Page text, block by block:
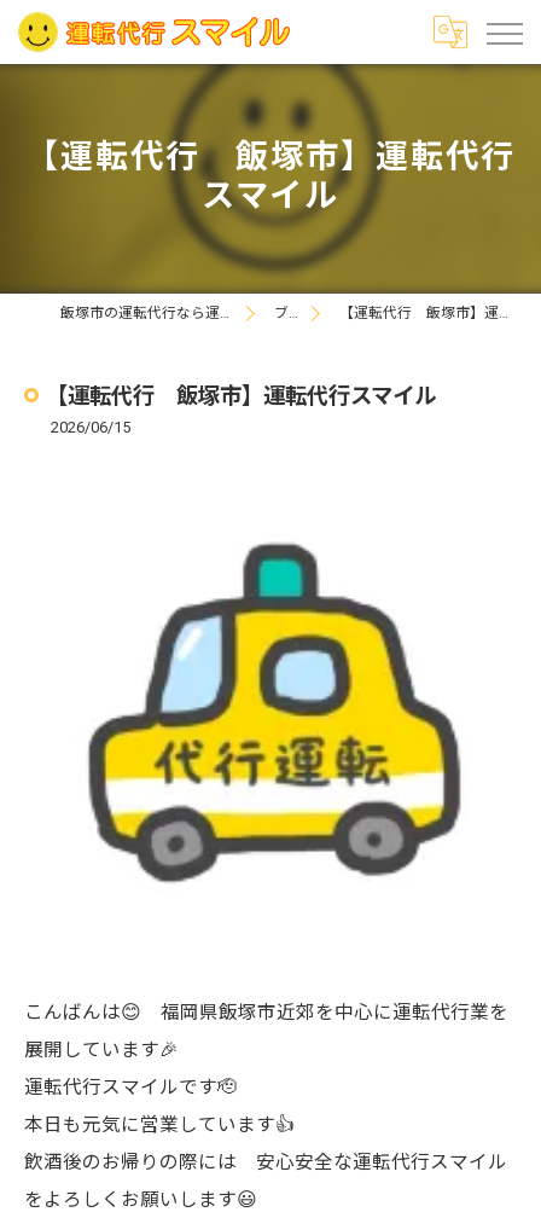
【運転代行 飯塚市】運転代行
スマイル
飯塚市の運転代行なら運転代行スマイル ブログ 【運転代行 飯塚市】運転代行スマイル
【運転代行 飯塚市】運転代行スマイル
2026/06/15
こんばんは😊 福岡県飯塚市近郊を中心に運転代行業を
展開しています🎉
運転代行スマイルです🫡
本日も元気に営業しています👍
飲酒後のお帰りの際には 安心安全な運転代行スマイル
をよろしくお願いします😃